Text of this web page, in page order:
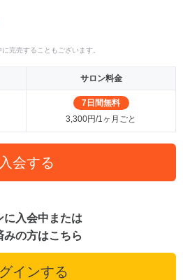
完売することもございます。
サロン料金
7日間無料
3,300円/1ヶ月ごと
入会する
に入会中または
みの方はこちら
インする